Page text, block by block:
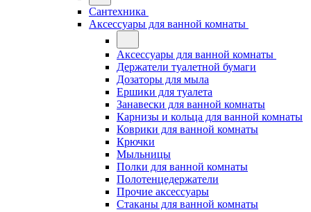
Сантехника
Аксессуары для ванной комнаты
Аксессуары для ванной комнаты
Держатели туалетной бумаги
Дозаторы для мыла
Ершики для туалета
Занавески для ванной комнаты
Карнизы и кольца для ванной комнаты
Коврики для ванной комнаты
Крючки
Мыльницы
Полки для ванной комнаты
Полотенцедержатели
Прочие аксессуары
Стаканы для ванной комнаты